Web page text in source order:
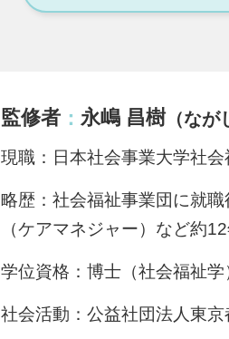
監修者 ： 永嶋 昌樹（なが
現職：日本社会事業大学社
略歴：社会福祉事業団に就
（ケアマネジャー）など約
学位資格：博士（社会福祉
社会活動：公益社団法人東